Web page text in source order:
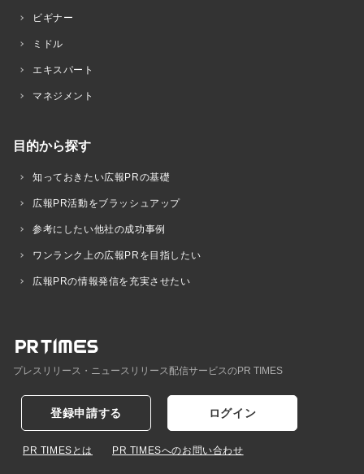
ビギナー
ミドル
エキスパート
マネジメント
目的から探す
知っておきたい広報PRの基礎
広報PR活動をブラッシュアップ
参考にしたい他社の成功事例
ワンランク上の広報PRを目指したい
広報PRの情報発信を充実させたい
プレスリリース・ニュースリリース配信サービスのPR TIMES
登録申請する ログイン
PR TIMESとは PR TIMESへのお問い合わせ